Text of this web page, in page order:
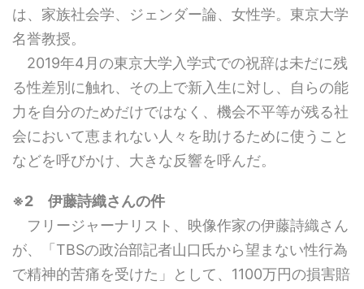
は、家族社会学、ジェンダー論、女性学。東京大学
名誉教授。
2019年4月の東京大学入学式での祝辞は未だに残
る性差別に触れ、その上で新入生に対し、自らの能
力を自分のためだけではなく、機会不平等が残る社
会において恵まれない人々を助けるために使うこと
などを呼びかけ、大きな反響を呼んだ。
※2 伊藤詩織さんの件
フリージャーナリスト、映像作家の伊藤詩織さん
が、「TBSの政治部記者山口氏から望まない性行為
で精神的苦痛を受けた」として、1100万円の損害賠